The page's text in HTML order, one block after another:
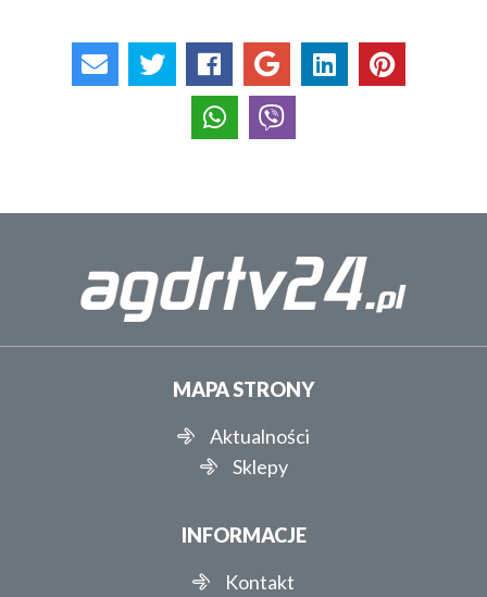
MAPA STRONY
Aktualności
Sklepy
INFORMACJE
Kontakt